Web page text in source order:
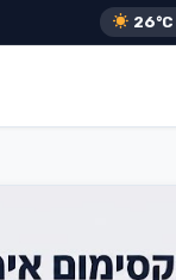
26°C